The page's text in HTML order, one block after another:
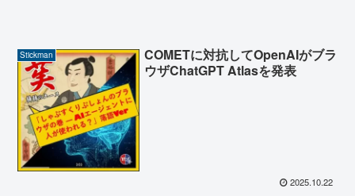
Stickman
COMETに対抗してOpenAIがブラ
ウザChatGPT Atlasを発表
2025.10.22